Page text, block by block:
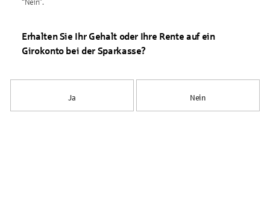
“Nein”.
Erhalten Sie Ihr Gehalt oder Ihre Rente auf ein
Girokonto bei der Sparkasse?
Ja Nein